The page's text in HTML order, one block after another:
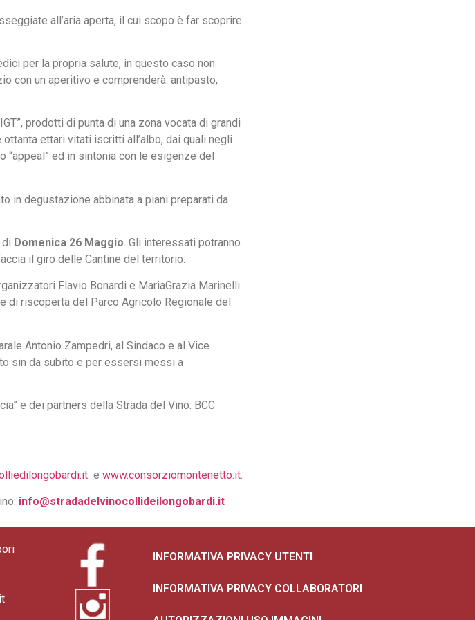
all’aria aperta, il cui scopo è far scoprire
per la propria salute, in questo caso non
con un aperitivo e comprenderà: antipasto,
prodotti di punta di una zona vocata di grandi
ettari vitati iscritti all’albo, dai quali negli
ed in sintonia con le esigenze del
in degustazione abbinata a piani preparati da
Domenica 26 Maggio. Gli interessati potranno
il giro delle Cantine del territorio.
Flavio Bonardi e MariaGrazia Marinelli
riscoperta del Parco Agricolo Regionale del
Antonio Zampedri, al Sindaco e al Vice
sin da subito e per essersi messi a
e dei partners della Strada del Vino: BCC
e www.consorziomontenetto.it.
info@stradadelvinocollideilongobardi.it
INFORMATIVA PRIVACY UTENTI
INFORMATIVA PRIVACY COLLABORATORI